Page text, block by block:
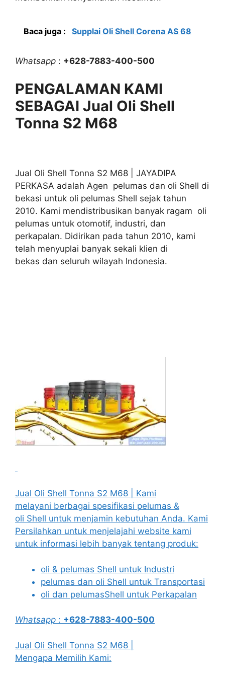
Baca juga : Supplai Oli Shell Corena AS 68
Whatsapp : +628-7883-400-500
PENGALAMAN KAMI
SEBAGAI Jual Oli Shell
Tonna S2 M68
Jual Oli Shell Tonna S2 M68 | JAYADIPA
PERKASA adalah Agen pelumas dan oli Shell di
bekasi untuk oli pelumas Shell sejak tahun
2010. Kami mendistribusikan banyak ragam oli
pelumas untuk otomotif, industri, dan
perkapalan. Didirikan pada tahun 2010, kami
telah menyuplai banyak sekali klien di
bekas dan seluruh wilayah Indonesia.
Jual Oli Shell Tonna S2 M68 | Kami
melayani berbagai spesifikasi pelumas &
oli Shell untuk menjamin kebutuhan Anda. Kami
Persilahkan untuk menjelajahi website kami
untuk informasi lebih banyak tentang produk:
oli & pelumas Shell untuk Industri
pelumas dan oli Shell untuk Transportasi
oli dan pelumasShell untuk Perkapalan
Whatsapp : +628-7883-400-500
Jual Oli Shell Tonna S2 M68 |
Mengapa Memilih Kami: